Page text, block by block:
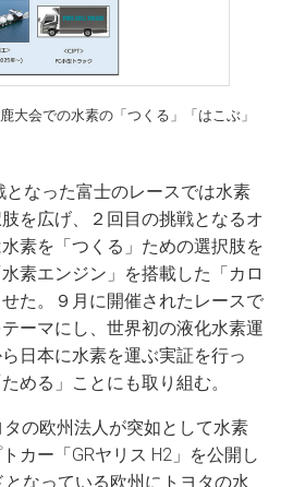
大会での水素の 「つくる」
「はこぶ」
なった富士のレースでは水素
を広げ、２回目の挑戦となるオ
素を「つくる」ための選択肢を
素エンジン」を搭載した「カロ
た。９月に開催されたレースで
ーマにし、世界初の液化水素運
日本に水素を運ぶ実証を行っ
める」ことにも取り組む。
の欧州法人が突如として水素
カー「GRヤリス H2」を公開し
なっている欧州にトヨタの水